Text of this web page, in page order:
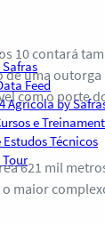
Feed
Agrícola by
e
Estudos Técnicos
10 contará
de uma
com o porte
621 mil
o maior